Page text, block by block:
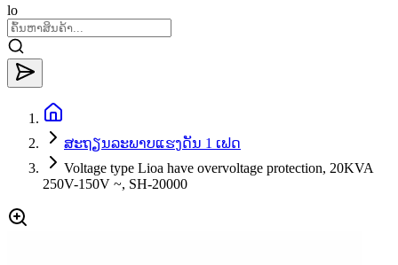
lo
ສະຖຽນລະພາບແຮງດັນ 1 ເຟດ
Voltage type Lioa have overvoltage protection, 20KVA
250V-150V ~, SH-20000